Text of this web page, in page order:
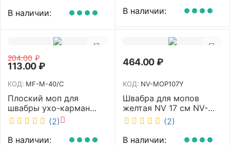
В наличии:
В наличии:
204.00 ₽
113.00₽
КОД: MF-M-40/C
Плоский моп для
швабры ухо-карман
белый 40 см NV MF-M-
40/C
(2)
В наличии:
464.00₽
КОД: NV-MOP107Y
Швабра для мопов
желтая NV 17 см NV-
MOP107Y (2)
В наличии: